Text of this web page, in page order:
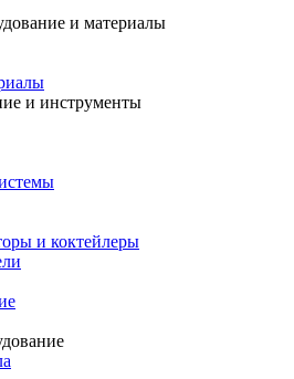
и материалы
и инструменты
и коктейлеры